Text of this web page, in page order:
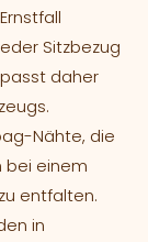
Sitzbezug
daher
Nähte, die
bei einem
entfalten.
in